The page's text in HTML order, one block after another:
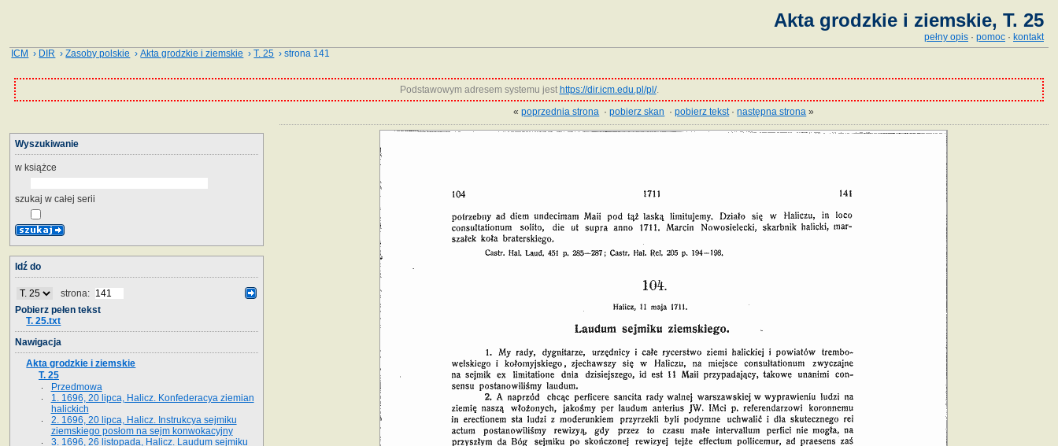
Akta grodzkie i ziemskie, T. 25
pełny opis · pomoc · kontakt
ICM › DIR ›Zasoby polskie ›Akta grodzkie i ziemskie ›T. 25 › strona 141
Podstawowym adresem systemu jest https://dir.icm.edu.pl/pl/.
«poprzednia strona ·pobierz skan ·pobierz tekst·następna strona »
Wyszukiwanie
w książce
szukaj w całej serii
Idź do
strona:
Pobierz pełen tekst
T. 25.txt
Nawigacja
Akta grodzkie i ziemskie
T. 25
Przedmowa
1. 1696, 20 lipca, Halicz. Konfederacya ziemian
halickich
2. 1696, 20 lipca, Halicz. Instrukcya sejmiku
ziemskiego posłom na sejm konwokacyjny
3. 1696, 26 listopada, Halicz. Laudum sejmiku